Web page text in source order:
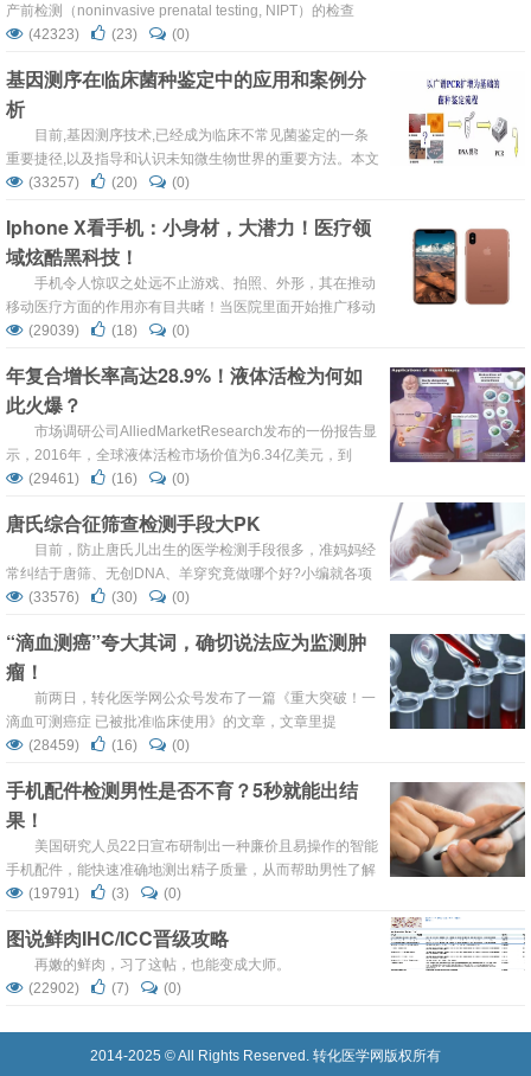
产前检测（noninvasive prenatal testing, NIPT）的检查
单，就是我们俗称的“无创DNA”。这是为什么呢？今天我们
(42323) (23) (0)
基因测序在临床菌种鉴定中的应用和案例分
析
目前,基因测序技术,已经成为临床不常见菌鉴定的一条
重要捷径,以及指导和认识未知微生物世界的重要方法。本文
在回顾基因测序技术发展历史的基础上，对基因测序在临床
(33257) (20) (0)
Iphone X看手机：小身材，大潜力！医疗领
域炫酷黑科技！
手机令人惊叹之处远不止游戏、拍照、外形，其在推动
移动医疗方面的作用亦有目共睹！当医院里面开始推广移动
护士站和手持Pad查病例的时候，你便会发现，原来移动设
(29039) (18) (0)
年复合增长率高达28.9%！液体活检为何如
此火爆？
市场调研公司AlliedMarketResearch发布的一份报告显
示，2016年，全球液体活检市场价值为6.34亿美元，到
2023年达到38.05亿美元，2017-2023年间的年复合增长率
(29461) (16) (0)
唐氏综合征筛查检测手段大PK
目前，防止唐氏儿出生的医学检测手段很多，准妈妈经
常纠结于唐筛、无创DNA、羊穿究竟做哪个好?小编就各项
优缺点进行了综合比较，仅供准妈妈们参考。
(33576) (30) (0)
“滴血测癌”夸大其词，确切说法应为监测肿
瘤！
前两日，转化医学网公众号发布了一篇《重大突破！一
滴血可测癌症 已被批准临床使用》的文章，文章里提
到：“清华大学生命科学学院罗永章团队自主研发出了一种
可用于癌症病情监测和治疗效果评价（注：没说一滴血就可
以测出癌症）。”网友纷纷表示：“如果这是真的，那是重大
喜讯啊！”
(28459) (16) (0)
手机配件检测男性是否不育？5秒就能出结
果！
美国研究人员22日宣布研制出一种廉价且易操作的智能
手机配件，能快速准确地测出精子质量，从而帮助男性了解
自己是否有不育问题。
(19791) (3) (0)
图说鲜肉IHC/ICC晋级攻略
再嫩的鲜肉，习了这帖，也能变成大师。
(22902)
(7) (0)
2014-2025 © All Rights Reserved. 转化医学网版权所有